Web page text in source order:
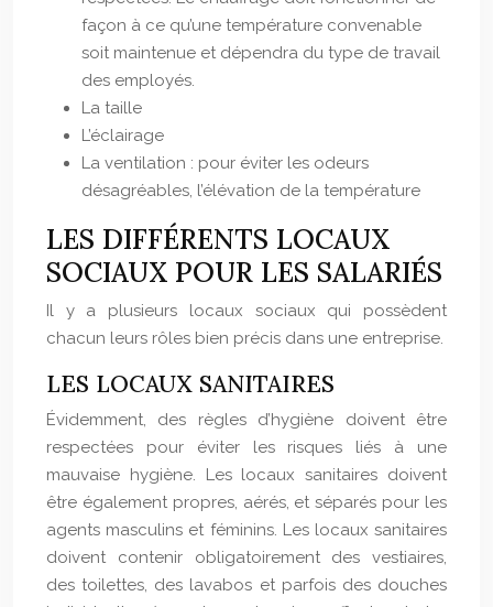
façon à ce qu’une température convenable
soit maintenue et dépendra du type de travail
des employés.
La taille
L’éclairage
La ventilation : pour éviter les odeurs
désagréables, l’élévation de la température
LES DIFFÉRENTS LOCAUX
SOCIAUX POUR LES SALARIÉS
Il y a plusieurs locaux sociaux qui possèdent
chacun leurs rôles bien précis dans une entreprise.
LES LOCAUX SANITAIRES
Évidemment, des règles d’hygiène doivent être
respectées pour éviter les risques liés à une
mauvaise hygiène. Les locaux sanitaires doivent
être également propres, aérés, et séparés pour les
agents masculins et féminins. Les locaux sanitaires
doivent contenir obligatoirement des vestiaires,
des toilettes, des lavabos et parfois des douches